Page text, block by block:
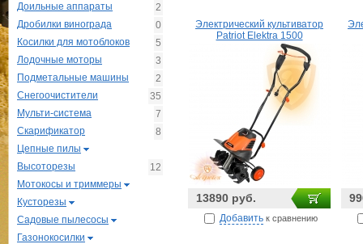
Электрический культиватор
Patriot Elektra 1500
13890 руб.
Добавить к сравнению
Доильные аппараты
2
Дробилки винограда
0
Косилки для мотоблоков
5
Лодочные моторы
3
Подметальные машины
2
Снегоочистители
35
Мульти-система
7
Скарификатор
8
Цепные пилы
Высоторезы
12
Мотокосы и триммеры
Кусторезы
Садовые пылесосы
Газонокосилки